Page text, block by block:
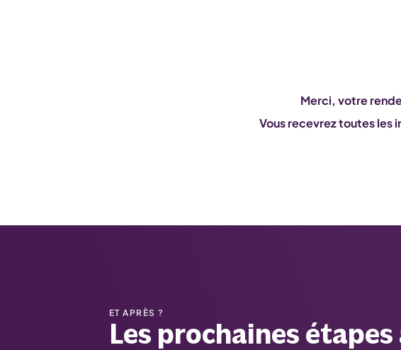
Merci, votre
Vous recevrez toutes les
ET APRÈS ?
Les prochaines